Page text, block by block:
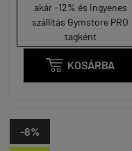
akár -12% és ingyenes
szállítás Gymstore PRO
tagként
 KOSÁRBA
-8%